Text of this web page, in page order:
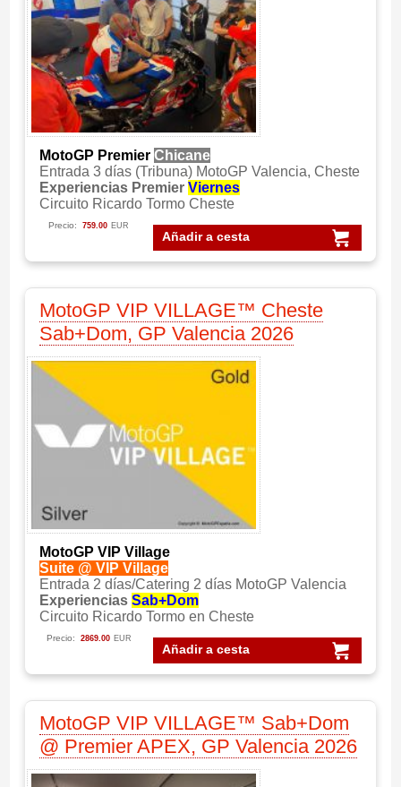
MotoGP Premier Chicane
Entrada 3 días (Tribuna) MotoGP Valencia, Cheste
Experiencias Premier Viernes
Circuito Ricardo Tormo Cheste
Añadir a cesta
Precio: 759.00 EUR
MotoGP VIP VILLAGE™ Cheste
Sab+Dom, GP Valencia 2026
MotoGP VIP Village
Suite @ VIP Village
Entrada 2 días/Catering 2 días MotoGP Valencia
Experiencias Sab+Dom
Circuito Ricardo Tormo en Cheste
Añadir a cesta
Precio: 2869.00 EUR
MotoGP VIP VILLAGE™ Sab+Dom
@ Premier APEX, GP Valencia 2026